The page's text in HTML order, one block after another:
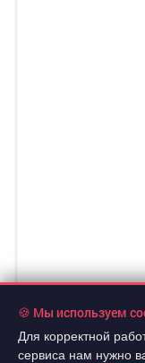
🍪 Мы используем
Для корректной
сервиса нам нужно